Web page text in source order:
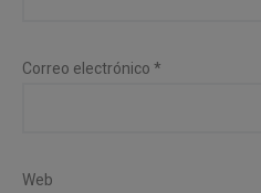
Correo electrónico*
Web